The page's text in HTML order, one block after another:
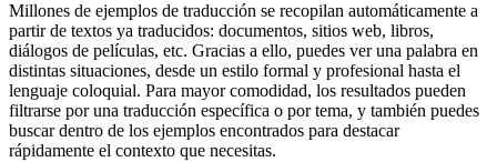
Millones de ejemplos de traducción se recopilan automáticamente a
partir de textos ya traducidos: documentos, sitios web, libros,
diálogos de películas, etc. Gracias a ello, puedes ver una palabra en
distintas situaciones, desde un estilo formal y profesional hasta el
lenguaje coloquial. Para mayor comodidad, los resultados pueden
filtrarse por una traducción específica o por tema, y también puedes
buscar dentro de los ejemplos encontrados para destacar
rápidamente el contexto que necesitas.